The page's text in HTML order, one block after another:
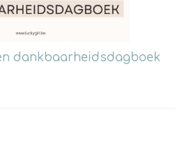
dankbaarheidsdagboek